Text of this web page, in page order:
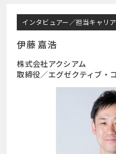
インタビュアー／担当キャリ
伊藤 嘉浩
株式会社アクシアム
取締役／エグゼクティブ・